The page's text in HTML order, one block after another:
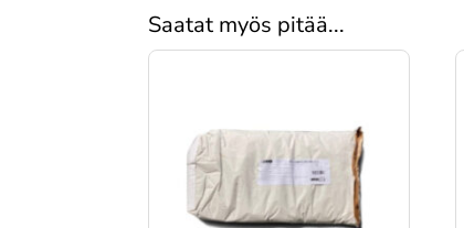
Saatat myös pitää...